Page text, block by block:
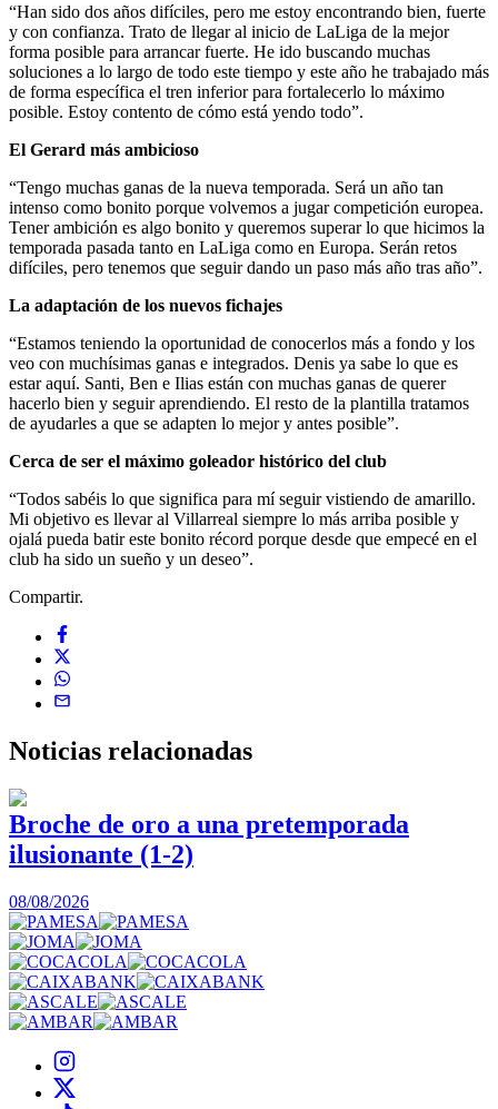
“Han sido dos años difíciles, pero me estoy encontrando bien, fuerte
y con confianza. Trato de llegar al inicio de LaLiga de la mejor
forma posible para arrancar fuerte. He ido buscando muchas
soluciones a lo largo de todo este tiempo y este año he trabajado más
de forma específica el tren inferior para fortalecerlo lo máximo
posible. Estoy contento de cómo está yendo todo”.
El Gerard más ambicioso
“Tengo muchas ganas de la nueva temporada. Será un año tan
intenso como bonito porque volvemos a jugar competición europea.
Tener ambición es algo bonito y queremos superar lo que hicimos la
temporada pasada tanto en LaLiga como en Europa. Serán retos
difíciles, pero tenemos que seguir dando un paso más año tras año”.
La adaptación de los nuevos fichajes
“Estamos teniendo la oportunidad de conocerlos más a fondo y los
veo con muchísimas ganas e integrados. Denis ya sabe lo que es
estar aquí. Santi, Ben e Ilias están con muchas ganas de querer
hacerlo bien y seguir aprendiendo. El resto de la plantilla tratamos
de ayudarles a que se adapten lo mejor y antes posible”.
Cerca de ser el máximo goleador histórico del club
“Todos sabéis lo que significa para mí seguir vistiendo de amarillo.
Mi objetivo es llevar al Villarreal siempre lo más arriba posible y
ojalá pueda batir este bonito récord porque desde que empecé en el
club ha sido un sueño y un deseo”.
Compartir.
Noticias relacionadas
Broche de oro a una pretemporada
ilusionante (1-2)
08/08/2026